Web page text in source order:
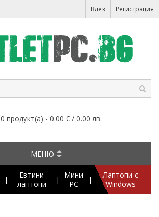
Влез Регистрация
0 продукт(а) - 0.00 € / 0.00 лв.
МЕНЮ
|
Евтини
лаптопи
|
Мини
PC
|
Лаптопи с
Windows